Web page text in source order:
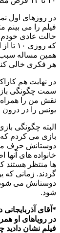
در روزهای اول
فیلم را می
حالت عادی خودم
که
همین مساله سبب
هر فکری خالی
در نهایت هم
سمت چگونگی
نقش من را
یونس را در درون
البته چگونگی
بازی می کردم که
دوستانش حرف می
خانواده های
ها منتظر هستند
گردند. زمانی
دوستانش می
شود.
*آقای
در رویاهای او
فیلم نشان دادید